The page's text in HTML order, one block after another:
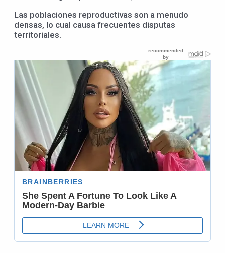
Las poblaciones reproductivas son a menudo
densas, lo cual causa frecuentes disputas
territoriales.